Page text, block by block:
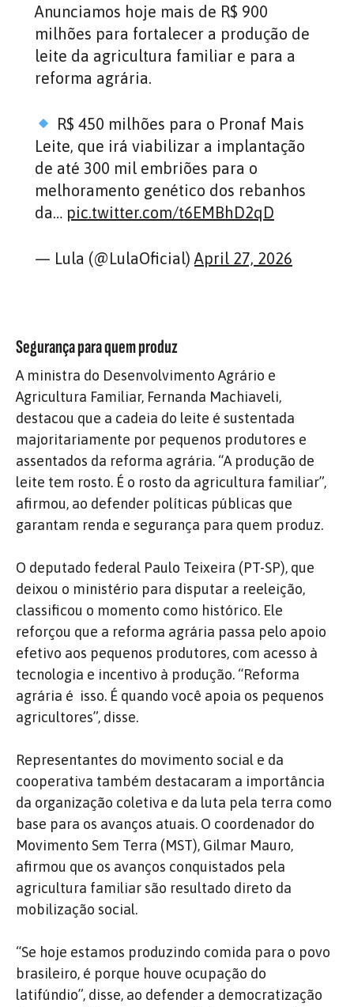
Anunciamos hoje mais de R$ 900
milhões para fortalecer a produção de
leite da agricultura familiar e para a
reforma agrária.
R$ 450 milhões para o Pronaf Mais
Leite, que irá viabilizar a implantação
de até 300 mil embriões para o
melhoramento genético dos rebanhos
da… pic.twitter.com/t6EMBhD2qD
— Lula (@LulaOficial) April 27, 2026
Segurança para quem produz
A ministra do Desenvolvimento Agrário e
Agricultura Familiar, Fernanda Machiaveli,
destacou que a cadeia do leite é sustentada
majoritariamente por pequenos produtores e
assentados da reforma agrária. “A produção de
leite tem rosto. É o rosto da agricultura familiar”,
afirmou, ao defender políticas públicas que
garantam renda e segurança para quem produz.
O deputado federal Paulo Teixeira (PT-SP), que
deixou o ministério para disputar a reeleição,
classificou o momento como histórico. Ele
reforçou que a reforma agrária passa pelo apoio
efetivo aos pequenos produtores, com acesso à
tecnologia e incentivo à produção. “Reforma
agrária é isso. É quando você apoia os pequenos
agricultores”, disse.
Representantes do movimento social e da
cooperativa também destacaram a importância
da organização coletiva e da luta pela terra como
base para os avanços atuais. O coordenador do
Movimento Sem Terra (MST), Gilmar Mauro,
afirmou que os avanços conquistados pela
agricultura familiar são resultado direto da
mobilização social.
“Se hoje estamos produzindo comida para o povo
brasileiro, é porque houve ocupação do
latifúndio”, disse, ao defender a democratização